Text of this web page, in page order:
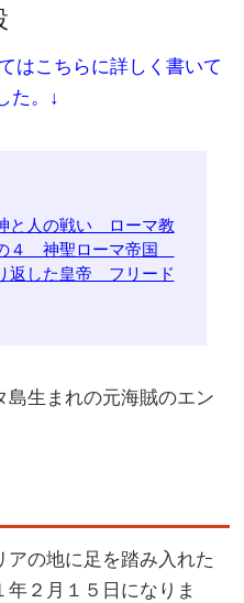
はこちらに詳しく書いて
た。↓
と人の戦い ローマ教
４ 神聖ローマ帝国
返した皇帝 フリード
島生まれの元海賊のエン
の地に足を踏み入れた
２月１５日になりま